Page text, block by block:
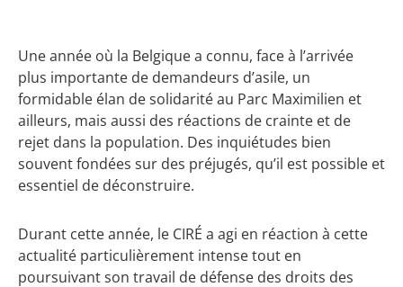
Une année où la Belgique a connu, face à l’arrivée
plus importante de demandeurs d’asile, un
formidable élan de solidarité au Parc Maximilien et
ailleurs, mais aussi des réactions de crainte et de
rejet dans la population. Des inquiétudes bien
souvent fondées sur des préjugés, qu’il est possible et
essentiel de déconstruire.
Durant cette année, le CIRÉ a agi en réaction à cette
actualité particulièrement intense tout en
poursuivant son travail de défense des droits des